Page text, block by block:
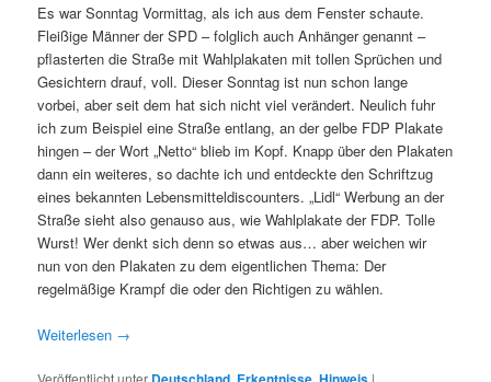
Es war Sonntag Vormittag, als ich aus dem Fenster schaute.
Fleißige Männer der SPD – folglich auch Anhänger genannt –
pflasterten die Straße mit Wahlplakaten mit tollen Sprüchen und
Gesichtern drauf, voll. Dieser Sonntag ist nun schon lange
vorbei, aber seit dem hat sich nicht viel verändert. Neulich fuhr
ich zum Beispiel eine Straße entlang, an der gelbe FDP Plakate
hingen – der Wort „Netto“ blieb im Kopf. Knapp über den Plakaten
dann ein weiteres, so dachte ich und entdeckte den Schriftzug
eines bekannten Lebensmitteldiscounters. „Lidl“ Werbung an der
Straße sieht also genauso aus, wie Wahlplakate der FDP. Tolle
Wurst! Wer denkt sich denn so etwas aus… aber weichen wir
nun von den Plakaten zu dem eigentlichen Thema: Der
regelmäßige Krampf die oder den Richtigen zu wählen.
Weiterlesen →
Veröffentlicht unter , ,
|